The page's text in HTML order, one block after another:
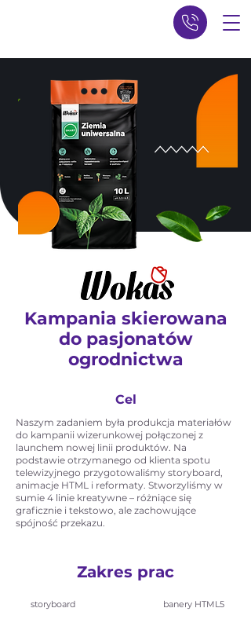
Kampania skierowana
do pasjonatów
ogrodnictwa
Cel
Naszym zadaniem była produkcja materiałów
do kampanii wizerunkowej połączonej z
launchem nowej linii produktów. Na
podstawie otrzymanego od klienta spotu
telewizyjnego przygotowaliśmy storyboard,
animacje HTML i reformaty. Stworzyliśmy w
sumie 4 linie kreatywne – różniące się
graficznie i tekstowo, ale zachowujące
spójność przekazu.
Zakres prac
storyboard
banery HTML5